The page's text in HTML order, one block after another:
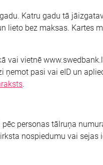
Katru gadu tā
lieto bez maksas. Kartes
vai vietnē
pasi vai eID un
.
personas tālruņa
nospiedumu vai sejas